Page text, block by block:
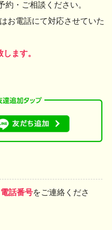
・ご相談ください。
お電話にて対応させていた
ます。
話番号をご連絡くださ